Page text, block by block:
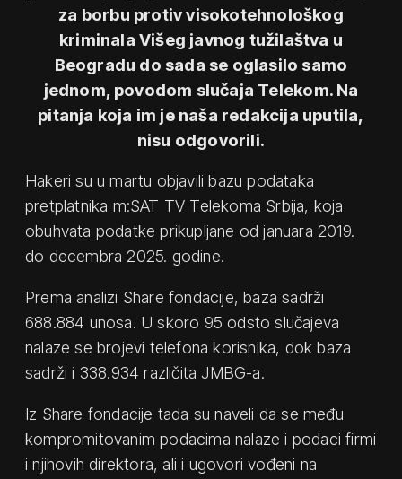
za borbu protiv visokotehnološkog
kriminala Višeg javnog tužilaštva u
Beogradu do sada se oglasilo samo
jednom, povodom slučaja Telekom. Na
pitanja koja im je naša redakcija uputila,
nisu odgovorili.
Hakeri su u martu objavili bazu podataka
pretplatnika m:SAT TV Telekoma Srbija, koja
obuhvata podatke prikupljane od januara 2019.
do decembra 2025. godine.
Prema analizi Share fondacije, baza sadrži
688.884 unosa. U skoro 95 odsto slučajeva
nalaze se brojevi telefona korisnika, dok baza
sadrži i 338.934 različita JMBG-a.
Iz Share fondacije tada su naveli da se među
kompromitovanim podacima nalaze i podaci firmi
i njihovih direktora, ali i ugovori vođeni na